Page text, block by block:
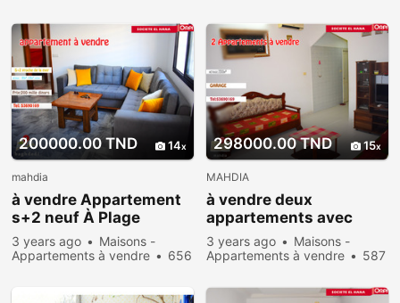
200000.00 TND 14
mahdia
à vendre Appartement
s+2 neuf À Plage
Baghdedi
3 years ago
Maisons -
Appartements à vendre
656
298000.00 TND 15
MAHDIA
à vendre deux
appartements avec
garage à ezzahra
mahdia
3 years ago
Maisons -
Appartements à vendre
587